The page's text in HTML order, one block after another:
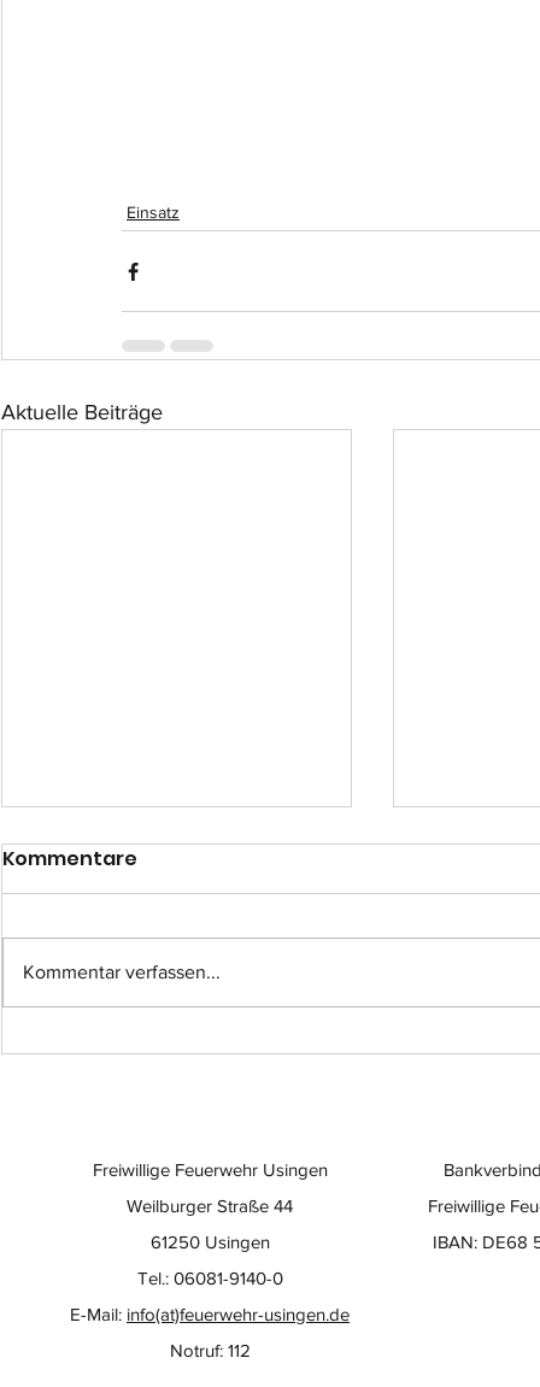
Einsatz
Aktuelle Beiträge
Einsatz-Nr.: 057
Kommentare
Kommentar verfassen...
Freiwillige
IBAN: DE68
Freiwillige Feuerwehr Usingen
Weilburger Straße 44
61250 Usingen
Tel.: 06081-9140-0
E-Mail: info(at)feuerwehr-usingen.de
Notruf: 112